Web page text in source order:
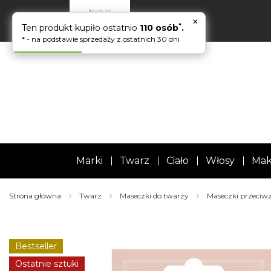
Marki Twarz Ciało Włosy
Strona główna Twarz Maseczki do twarzy Maseczki
the
end
of
Bestseller
Ostatnie sztuki
×
Ten produkt kupiło ostatnio 110 osób*.
* - na podstawie sprzedaży z ostatnich 30 dni